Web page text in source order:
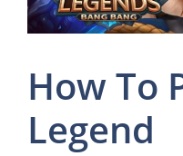
How To
Legend